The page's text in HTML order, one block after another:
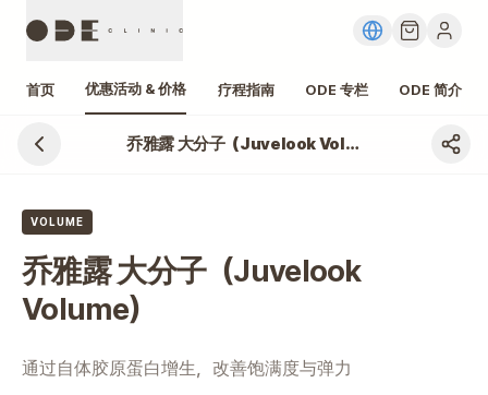
首页 优惠活动 & 价格 疗程指南 ODE 专栏 ODE 简介
乔雅露 大分子（Juvelook Volume）
江南 乔雅露 大分子（Juvelook Volume） 价格、费用
VOLUME
乔雅露 大分子（Juvelook
Volume）
通过自体胶原蛋白增生，改善饱满度与弹力